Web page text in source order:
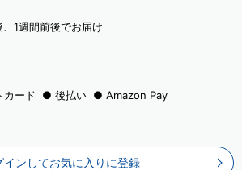
1週間前後でお届け
カード 後払い Amazon Pay
インしてお気に入りに登録